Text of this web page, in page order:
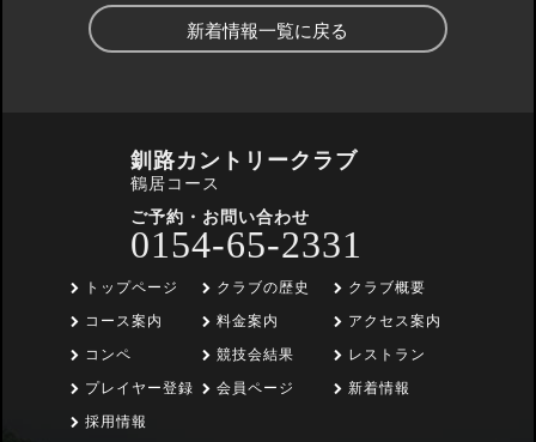
新着情報一覧に戻る
釧路カントリークラブ
鶴居コース
ご予約・お問い合わせ
0154-65-2331
トップページ
コース案内
コンペ
プレイヤー登録
採用情報
クラブの歴史
料金案内
競技会結果
会員ページ
クラブ概要
アクセス案内
レストラン
新着情報